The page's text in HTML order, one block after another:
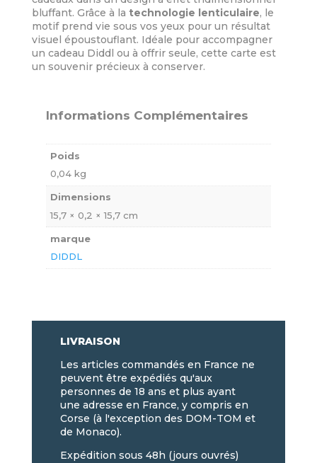
bluffant. Grâce à la technologie lenticulaire, le
motif prend vie sous vos yeux pour un résultat
visuel époustouflant. Idéale pour accompagner
un cadeau Diddl ou à offrir seule, cette carte est
un souvenir précieux à conserver.
Informations Complémentaires
Poids
0,04 kg
Dimensions
15,7 × 0,2 × 15,7 cm
marque
DIDDL
LIVRAISON
Les articles commandés en France ne
peuvent être expédiés qu'aux
personnes de 18 ans et plus ayant
une adresse en France, y compris en
Corse (à l'exception des DOM-TOM et
de Monaco).
Expédition sous 48h (jours ouvrés)